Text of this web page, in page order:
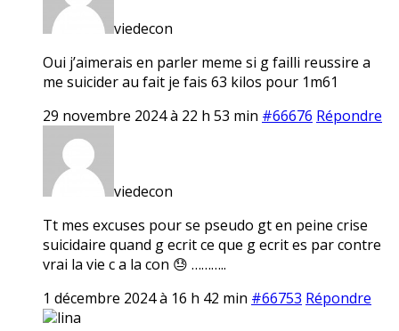
viedecon
Oui j’aimerais en parler meme si g failli reussire a
me suicider au fait je fais 63 kilos pour 1m61
29 novembre 2024 à 22 h 53 min #66676 Répondre
viedecon
Tt mes excuses pour se pseudo gt en peine crise
suicidaire quand g ecrit ce que g ecrit es par contre
vrai la vie c a la con 😓 ………..
1 décembre 2024 à 16 h 42 min #66753 Répondre
lina